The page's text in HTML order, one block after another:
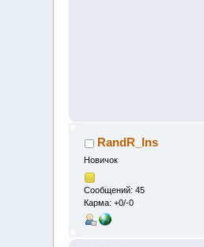
RandR_Ins
Новичок
Сообщений: 45
Карма: +0/-0